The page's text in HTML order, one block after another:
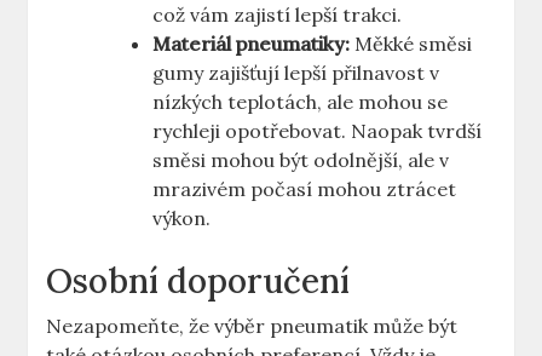
což vám zajistí lepší trakci.
Materiál pneumatiky: Měkké směsi
gumy zajišťují lepší přilnavost v
nízkých teplotách, ale mohou se
rychleji opotřebovat. Naopak tvrdší
směsi mohou být odolnější, ale v
mrazivém počasí mohou ztrácet
výkon.
Osobní doporučení
Nezapomeňte, že výběr pneumatik může být